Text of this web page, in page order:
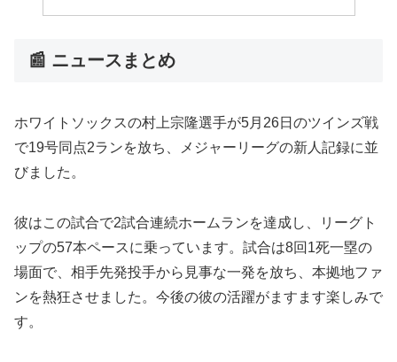
📰 ニュースまとめ
ホワイトソックスの村上宗隆選手が5月26日のツインズ戦
で19号同点2ランを放ち、メジャーリーグの新人記録に並
びました。
彼はこの試合で2試合連続ホームランを達成し、リーグト
ップの57本ペースに乗っています。試合は8回1死一塁の
場面で、相手先発投手から見事な一発を放ち、本拠地ファ
ンを熱狂させました。今後の彼の活躍がますます楽しみで
す。